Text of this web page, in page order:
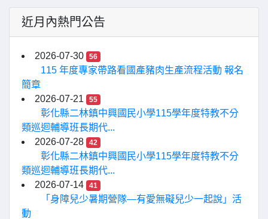
近月內熱門公告
2026-07-30 56
115 年度專家帶路看國產豬肉生產流程活動 報名
簡章
2026-07-21
55
彰化縣二林鎮中興國民小學115學年度特教不分
類巡迴輔導班長期代...
2026-07-28
42
彰化縣二林鎮中興國民小學115學年度特教不分
類巡迴輔導班長期代...
2026-07-14
41
「身障兒少暑期營隊—有愛無礙兒少一起說」活
動